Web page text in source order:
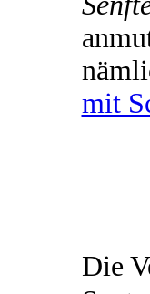
mit
Die